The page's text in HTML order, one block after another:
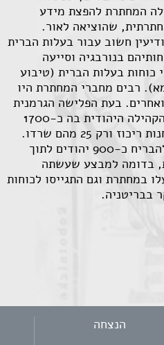
המחתרת להפצת מידע
שהוציאה לאור.
חשוב עבור בעלות הברית
בנורבגיה וסייעה
בעלות הברית (טיבוע
רבים מחברי המחתרת היו
בעת הפלישה הגרמנית
לנורבגיה בשנת 1940 מנתה הקהילה היהודית בה כ-1700
נפש. 769 יהודים נשלחו למחנות ריכוז ורק 25 מהם שרדו.
המחתרת הנורבגית הצליחה להבריח כ-900 יהודים לתוך
בדומה למבצע שעשתה
במחתרת וגם התגייסו לכוחות
בבריטניה.
הנצחה